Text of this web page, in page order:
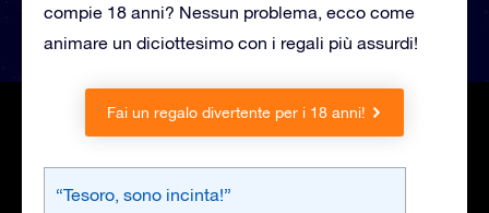
compie 18 anni? Nessun problema, ecco come
animare un diciottesimo con i regali più assurdi!
Fai un regalo divertente per i 18 anni!
“Tesoro, sono incinta!”